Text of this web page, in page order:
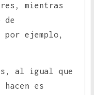
mientras
de
por ejemplo,
al igual que
es